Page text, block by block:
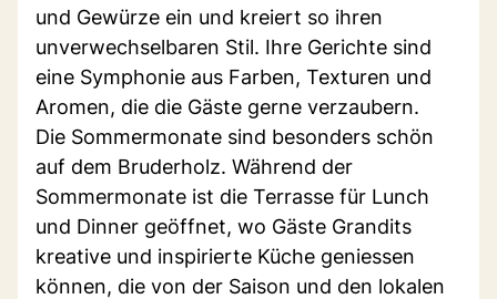
und Gewürze ein und kreiert so ihren
unverwechselbaren Stil. Ihre Gerichte sind
eine Symphonie aus Farben, Texturen und
Aromen, die die Gäste gerne verzaubern.
Die Sommermonate sind besonders schön
auf dem Bruderholz. Während der
Sommermonate ist die Terrasse für Lunch
und Dinner geöffnet, wo Gäste Grandits
kreative und inspirierte Küche geniessen
können, die von der Saison und den lokalen